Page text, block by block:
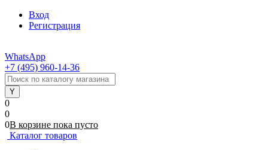
Вход
Регистрация
WhatsApp
+7 (495) 960-14-36
0
0
0В корзине пока пусто
Каталог товаров